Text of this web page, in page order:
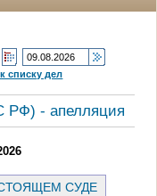
списку дел
РФ) - апелляция
СУДЕ